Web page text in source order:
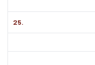
25.